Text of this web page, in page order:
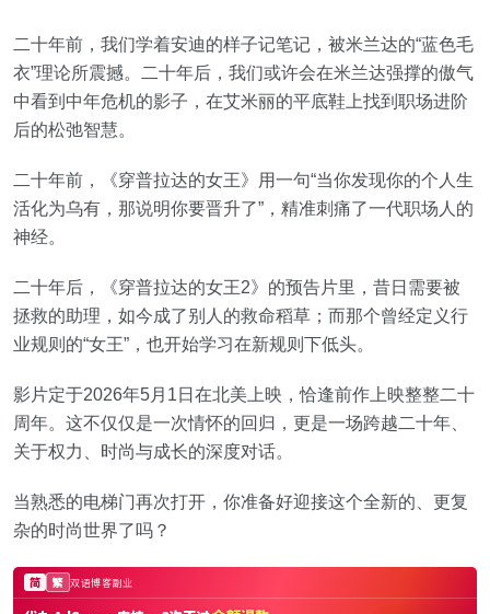
二十年前，我们学着安迪的样子记笔记，被米兰达的“蓝色毛
衣”理论所震撼。二十年后，我们或许会在米兰达强撑的傲气
中看到中年危机的影子，在艾米丽的平底鞋上找到职场进阶
后的松弛智慧。
二十年前，《穿普拉达的女王》用一句“当你发现你的个人生
活化为乌有，那说明你要晋升了”，精准刺痛了一代职场人的
神经。
二十年后，《穿普拉达的女王2》的预告片里，昔日需要被
拯救的助理，如今成了别人的救命稻草；而那个曾经定义行
业规则的“女王”，也开始学习在新规则下低头。
影片定于2026年5月1日在北美上映，恰逢前作上映整整二十
周年。这不仅仅是一次情怀的回归，更是一场跨越二十年、
关于权力、时尚与成长的深度对话。
当熟悉的电梯门再次打开，你准备好迎接这个全新的、更复
杂的时尚世界了吗？